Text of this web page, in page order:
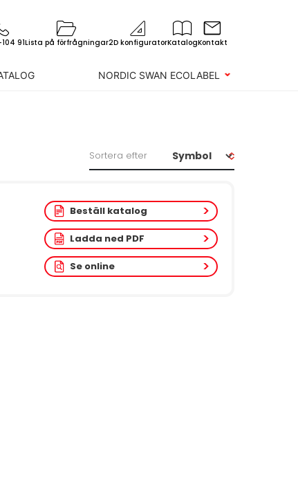
91Lista på förfrågningar2D konfiguratorKatalogKontakt
NORDIC SWAN ECOLABEL
Sortera efter
Beställ katalog
Ladda ned PDF
Se online